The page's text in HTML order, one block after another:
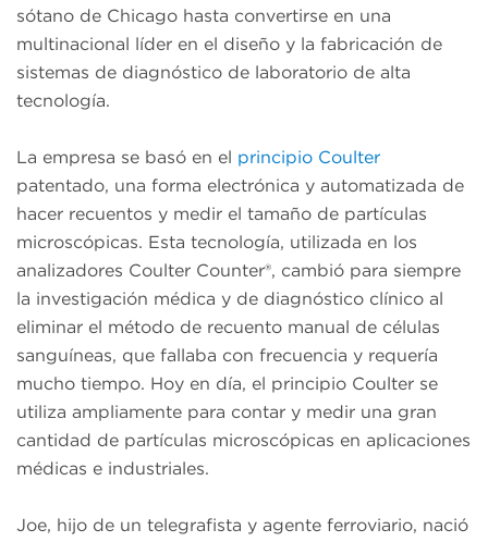
sótano de Chicago hasta convertirse en una
multinacional líder en el diseño y la fabricación de
sistemas de diagnóstico de laboratorio de alta
tecnología.
La empresa se basó en el principio Coulter
patentado, una forma electrónica y automatizada de
hacer recuentos y medir el tamaño de partículas
microscópicas. Esta tecnología, utilizada en los
analizadores Coulter Counter®, cambió para siempre
la investigación médica y de diagnóstico clínico al
eliminar el método de recuento manual de células
sanguíneas, que fallaba con frecuencia y requería
mucho tiempo. Hoy en día, el principio Coulter se
utiliza ampliamente para contar y medir una gran
cantidad de partículas microscópicas en aplicaciones
médicas e industriales.
Joe, hijo de un telegrafista y agente ferroviario, nació